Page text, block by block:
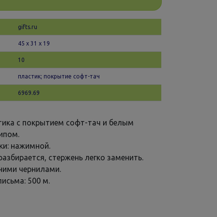
gifts.ru
45 х 31 x 19
10
пластик; покрытие софт-тач
6969.69
с покрытием софт-тач и белым
нажимной.
стержень легко заменить.
чернилами.
500 м.